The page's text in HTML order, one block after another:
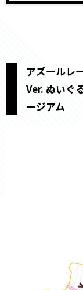
アズールレ
Ver. ぬいぐ
ージアム